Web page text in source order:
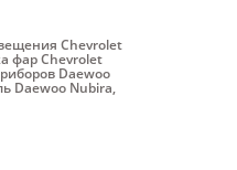
Chevrolet
фар Chevrolet
Daewoo
Daewoo Nubira,